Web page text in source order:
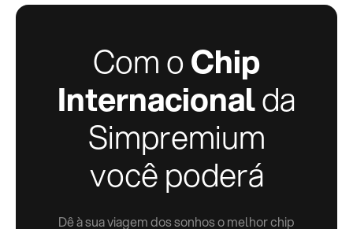
Com oChip
Internacionalda
Simpremium
você poderá
Dê à sua viagem dos sonhos o melhor chip